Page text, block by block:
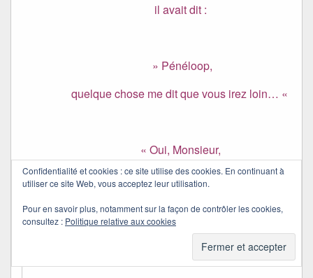
il avait dit :
» Pénéloop,
quelque chose me dit que vous irez loin… «
« Oui, Monsieur,
c’est très loin, Santiago. »
Pénéloop
a dit :
Confidentialité et cookies : ce site utilise des cookies. En continuant à
utiliser ce site Web, vous acceptez leur utilisation.
Pour en savoir plus, notamment sur la façon de contrôler les cookies,
consultez : Politique relative aux cookies